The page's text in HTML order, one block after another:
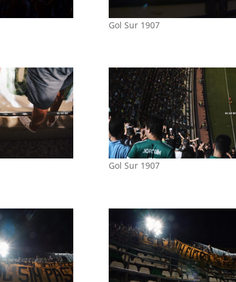
Gol Sur 1907
Gol Sur 1907